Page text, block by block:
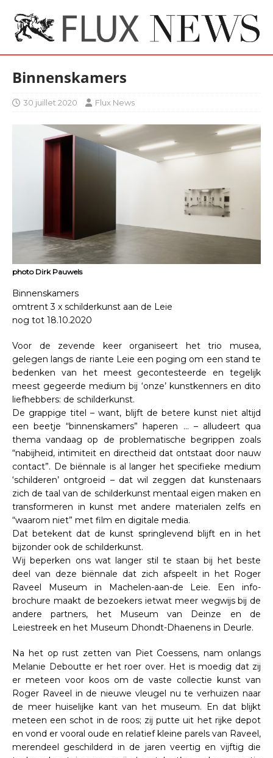
Binnenskamers
30 juillet 2020 Flux News
photo Dirk Pauwels
Binnenskamers
omtrent 3 x schilderkunst aan de Leie
nog tot 18.10.2020
Voor de zevende keer organiseert het trio musea,
gelegen langs de riante Leie een poging om een stand te
bedenken van het meest gecontesteerde en tegelijk
meest gegeerde medium bij ‘onze’ kunstkenners en dito
liefhebbers: de schilderkunst.
De grappige titel – want, blijft de betere kunst niet altijd
een beetje “binnenskamers” haperen … – alludeert qua
thema vandaag op de problematische begrippen zoals
“nabijheid, intimiteit en directheid dat ontstaat door nauw
contact”. De biënnale is al langer het specifieke medium
‘schilderen’ ontgroeid – dat wil zeggen dat kunstenaars
zich de taal van de schilderkunst mentaal eigen maken en
transformeren in kunst met andere materialen zelfs en
“waarom niet” met film en digitale media.
Dat betekent dat de kunst springlevend blijft en in het
bijzonder ook de schilderkunst.
Wij beperken ons wat langer stil te staan bij het beste
deel van deze biënnale dat zich afspeelt in het Roger
Raveel Museum in Machelen-aan-de Leie. Een info-
brochure maakt de bezoekers ietwat meer wegwijs bij de
andere partners, het Museum van Deinze en de
Leiestreek en het Museum Dhondt-Dhaenens in Deurle.
Na het op rust zetten van Piet Coessens, nam onlangs
Melanie Deboutte er het roer over. Het is moedig dat zij
er meteen voor koos om de vaste collectie kunst van
Roger Raveel in de nieuwe vleugel nu te verhuizen naar
de meer huiselijke kant van het museum. En dat blijkt
meteen een schot in de roos; zij putte uit het rijke depot
en vond er vooral oude en relatief kleine parels van Raveel,
merendeel geschilderd in de jaren veertig en vijftig die